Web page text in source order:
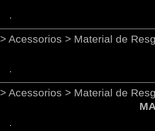
> Acessorios > Material de
> Acessorios > Material de